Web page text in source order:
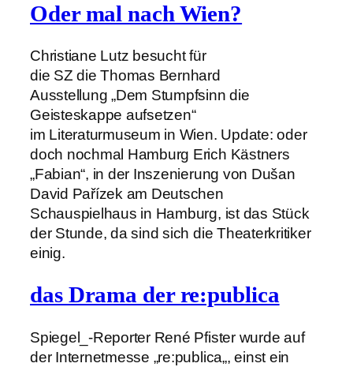
Oder mal nach Wien?
Christiane Lutz besucht für
die SZ die Thomas Bernhard
Ausstellung „Dem Stumpfsinn die
Geisteskappe aufsetzen“
im Literaturmuseum in Wien. Update: oder
doch nochmal Hamburg Erich Kästners
„Fabian“, in der Inszenierung von Dušan
David Pařízek am Deutschen
Schauspielhaus in Hamburg, ist das Stück
der Stunde, da sind sich die Theaterkritiker
einig.
das Drama der re:publica
Spiegel_-Reporter René Pfister wurde auf
der Internetmesse „re:publica„, einst ein